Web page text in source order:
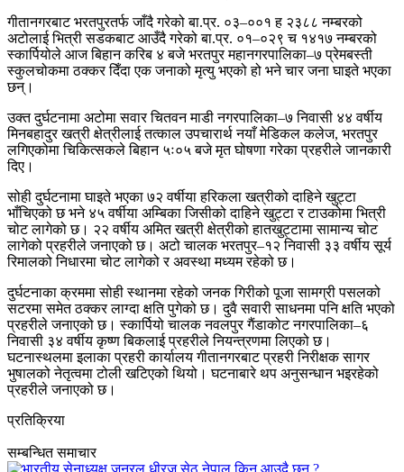
गीतानगरबाट भरतपुरतर्फ जाँदै गरेको बा.प्र. ०३–००१ ह २३८८ नम्बरको
अटोलाई भित्री सडकबाट आउँदै गरेको बा.प्र. ०१–०२९ च १४१७ नम्बरको
स्कार्पियोले आज बिहान करिब ४ बजे भरतपुर महानगरपालिका–७ प्रेमबस्ती
स्कुलचोकमा ठक्कर दिँदा एक जनाको मृत्यु भएको हो भने चार जना घाइते भएका
छन्।
उक्त दुर्घटनामा अटोमा सवार चितवन माडी नगरपालिका–७ निवासी ४४ वर्षीय
मिनबहादुर खत्री क्षेत्रीलाई तत्काल उपचारार्थ नयाँ मेडिकल कलेज, भरतपुर
लगिएकोमा चिकित्सकले बिहान ५ः०५ बजे मृत घोषणा गरेका प्रहरीले जानकारी
दिए।
सोही दुर्घटनामा घाइते भएका ७२ वर्षीया हरिकला खत्रीको दाहिने खुट्टा
भाँचिएको छ भने ४५ वर्षीया अम्बिका जिसीको दाहिने खुट्टा र टाउकोमा भित्री
चोट लागेको छ। २२ वर्षीय अमित खत्री क्षेत्रीको हातखुट्टामा सामान्य चोट
लागेको प्रहरीले जनाएको छ। अटो चालक भरतपुर–१२ निवासी ३३ वर्षीय सूर्य
रिमालको निधारमा चोट लागेको र अवस्था मध्यम रहेको छ।
दुर्घटनाका क्रममा सोही स्थानमा रहेको जनक गिरीको पूजा सामग्री पसलको
सटरमा समेत ठक्कर लाग्दा क्षति पुगेको छ। दुवै सवारी साधनमा पनि क्षति भएको
प्रहरीले जनाएको छ। स्कार्पियो चालक नवलपुर गैंडाकोट नगरपालिका–६
निवासी ३४ वर्षीय कृष्ण बिकलाई प्रहरीले नियन्त्रणमा लिएको छ।
घटनास्थलमा इलाका प्रहरी कार्यालय गीतानगरबाट प्रहरी निरीक्षक सागर
भुषालको नेतृत्वमा टोली खटिएको थियो। घटनाबारे थप अनुसन्धान भइरहेको
प्रहरीले जनाएको छ।
प्रतिक्रिया
सम्बन्धित समाचार